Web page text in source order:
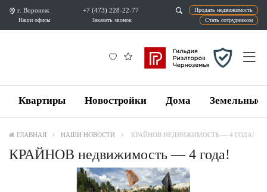
г. Воронеж
Наши офисы
+7 (473) 228-22-77
Квартиры Новостройки Дома Земельные
ГЛАВНАЯ НАШИ НОВОСТИ КРАЙНОВ НЕДВИЖИМОСТЬ — 4 ГОДА!
КРАЙНОВ недвижимость — 4 года!